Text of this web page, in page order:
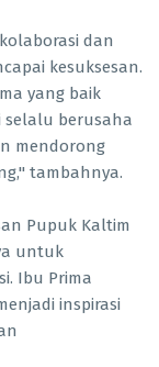
dan
kesuksesan.
yang baik
selalu berusaha
mendorong
tambahnya.
Pupuk Kaltim
untuk
Ibu Prima
inspirasi